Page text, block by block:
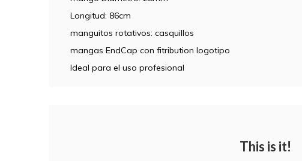
Longitud: 86cm
manguitos rotativos: casquillos
mangas EndCap con fitribution logotipo
Ideal para el uso profesional
This is it!